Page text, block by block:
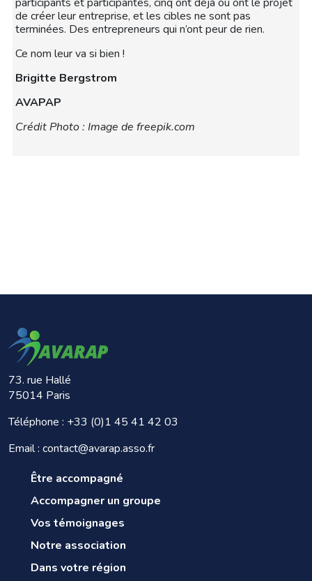
de créer leur entreprise, et les cibles ne sont pas
terminées. Des entrepreneurs qui n’ont peur de rien.
Ce nom leur va si bien !
Brigitte Bergstrom
AVAPAP
Crédit Photo : Image de freepik.com
73. rue Hallé
75014 Paris
Téléphone : +33 (0)1 45 41 42 03
Email : contact@avarap.asso.fr
Être accompagné
Accompagner un groupe
Vos témoignages
Notre association
Dans votre région